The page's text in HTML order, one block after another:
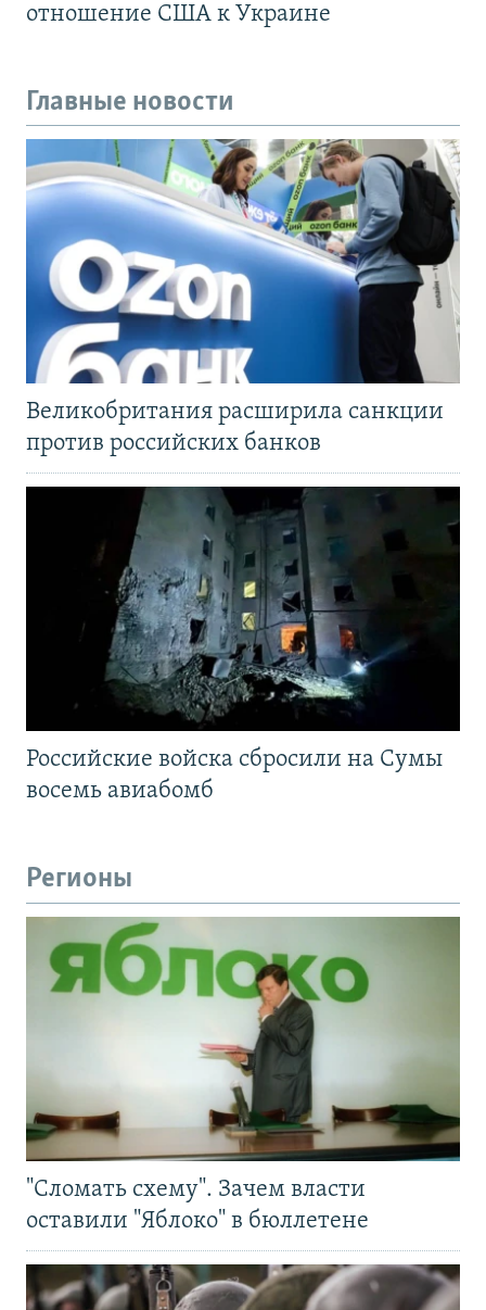
отношение США к Украине
Главные новости
Великобритания расширила санкции
против российских банков
Российские войска сбросили на Сумы
восемь авиабомб
Регионы
"Сломать схему". Зачем власти
оставили "Яблоко" в бюллетене